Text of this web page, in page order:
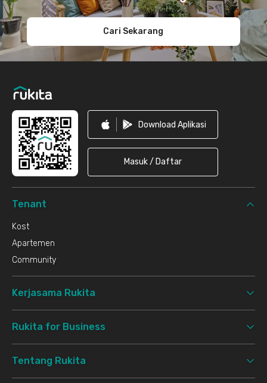
Cari Sekarang
Download Aplikasi
Masuk / Daftar
Tenant
Kost
Apartemen
Community
Kerjasama Rukita
Rukita for Business
Tentang Rukita